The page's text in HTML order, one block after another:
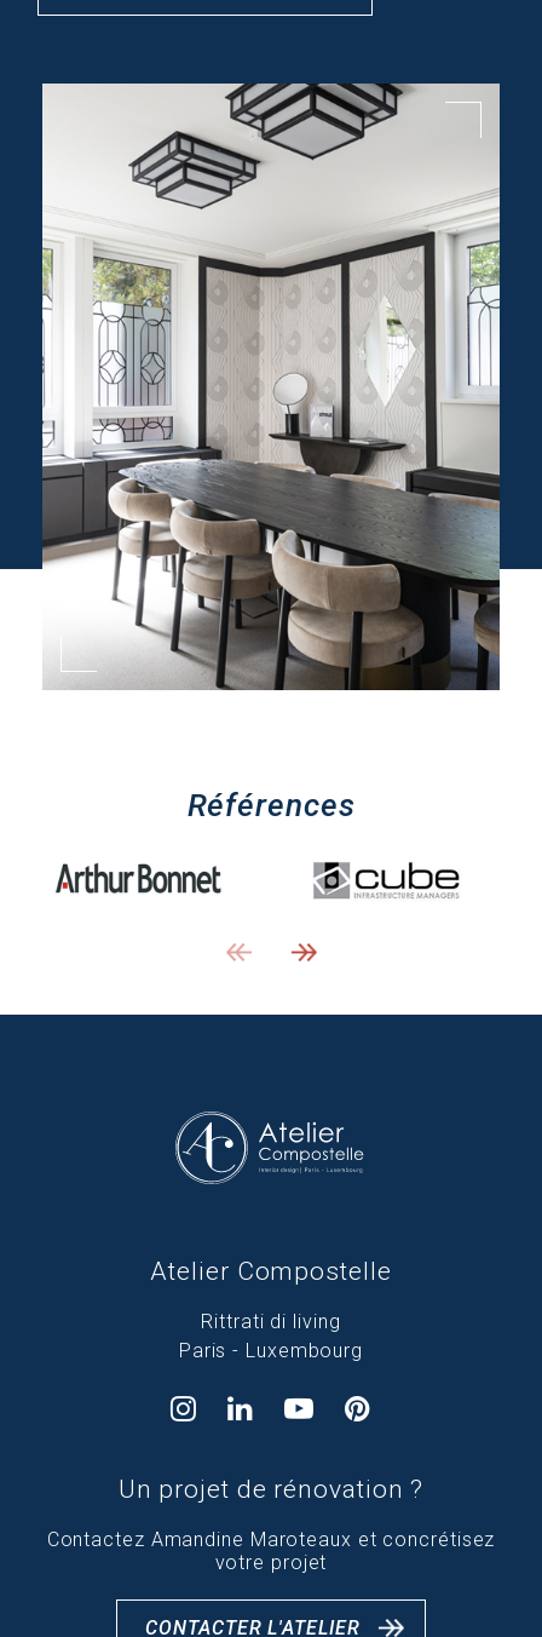
Références
Atelier Compostelle
Rittrati di living
Paris - Luxembourg
Un projet de rénovation ?
Contactez Amandine Maroteaux et concrétisez
votre projet
CONTACTER L'ATELIER